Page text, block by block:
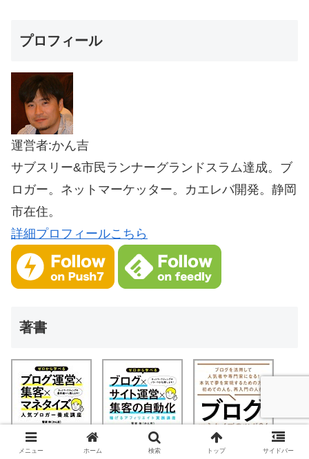
プロフィール
運営者:かん吉
サブスリー&市民ランナーグランドスラム達成。ブ
ロガー。ネットマーケッター。カエレバ開発。静岡
市在住。
詳細プロフィールこちら
著書
メニュー ホーム 検索 トップ サイドバー